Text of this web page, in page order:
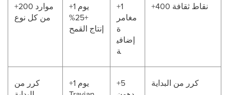
+200 موارد
من كل نوع
+1 يوم
+25%
إنتاج القمح
+1
مغامر
ة
إضافي
ة
+400 نقاط ثقافة
كرر من
+1 يوم
+5
كرر من البداية